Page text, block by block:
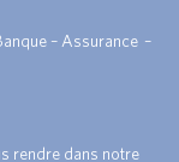
– Assurance –
rendre dans notre